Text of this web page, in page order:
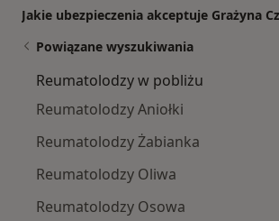
Jakie ubezpieczenia akceptuje Grażyna
Powiązane wyszukiwania
Reumatolodzy w pobliżu
Reumatolodzy Aniołki
Reumatolodzy Żabianka
Reumatolodzy Oliwa
Reumatolodzy Osowa